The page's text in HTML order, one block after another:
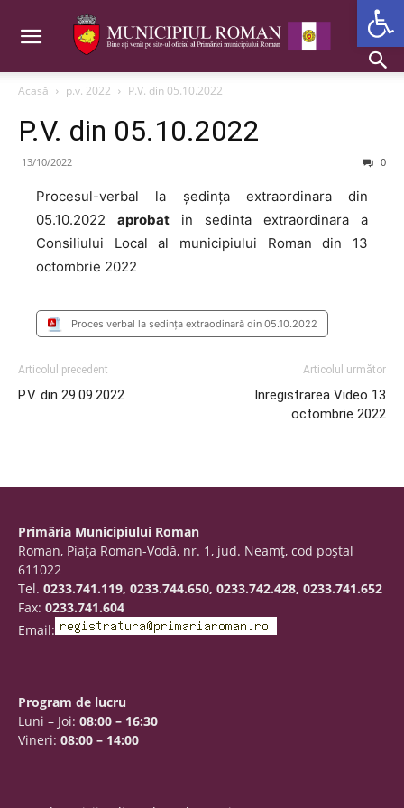
Acasă p.v. 2022 P.V. din 05.10.2022
P.V. din 05.10.2022
13/10/2022 0
Procesul-verbal la ședința extraordinara din
05.10.2022 aprobat in sedinta extraordinara a
Consiliului Local al municipiului Roman din 13
octombrie 2022
Proces verbal la ședința extraodinară din 05.10.2022
Articolul precedent
P.V. din 29.09.2022
Articolul următor
Inregistrarea Video 13
octombrie 2022
Primăria Municipiului Roman
Roman, Piaţa Roman-Vodă, nr. 1, jud. Neamţ, cod poştal
611022
Tel. 0233.741.119, 0233.744.650, 0233.742.428, 0233.741.652
Fax: 0233.741.604
Email:
Program de lucru
Luni – Joi: 08:00 – 16:30
Vineri: 08:00 – 14:00